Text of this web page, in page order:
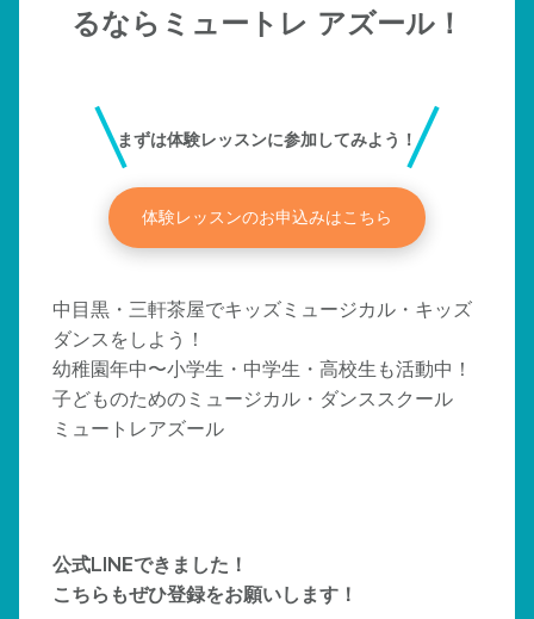
るならミュートレ アズール！
まずは体験レッスンに参加してみよう！
体験レッスンのお申込みはこちら
中目黒・三軒茶屋でキッズミュージカル・キッズ
ダンスをしよう！
幼稚園年中〜小学生・中学生・高校生も活動中！
子どものためのミュージカル・ダンススクール
ミュートレアズール
公式LINEできました！
こちらもぜひ登録をお願いします！